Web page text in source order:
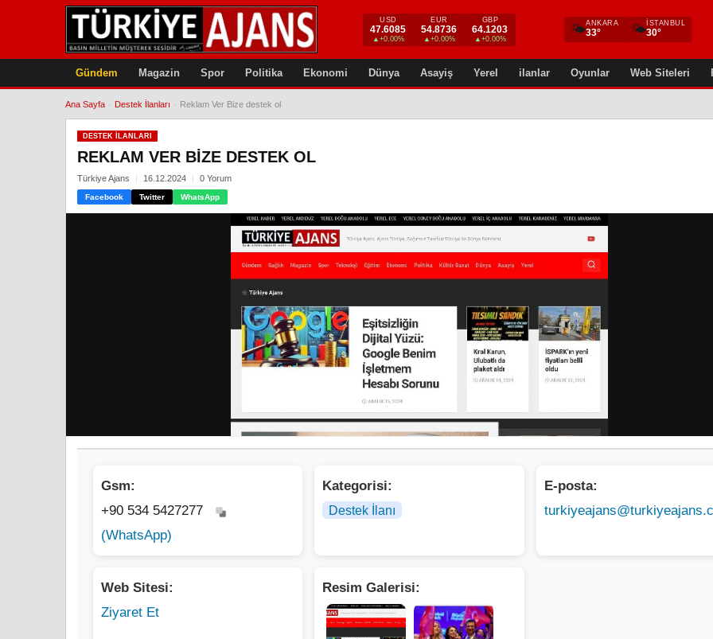
USD
47.6085
▲+0.00%
EUR
54.8736
▲+0.00%
GBP
64.1203
▲+0.00%
🌤ANKARA
33° 🌤 İSTANBUL
30°
Gündem Magazin Spor Politika Ekonomi Dünya Asayiş Yerel ilanlar Oyunlar Web Siteleri
Ana Sayfa Destek İlanları Reklam Ver Bize destek ol
DESTEK İLANLARI
REKLAM VER BIZE DESTEK OL
Türkiye Ajans 16.12.2024 0 Yorum
Facebook Twitter WhatsApp
Gsm:
+90 534 5427277
(WhatsApp)
Kategorisi:
Destek İlanı
E-posta:
Web Sitesi:
Ziyaret Et
Resim Galerisi: